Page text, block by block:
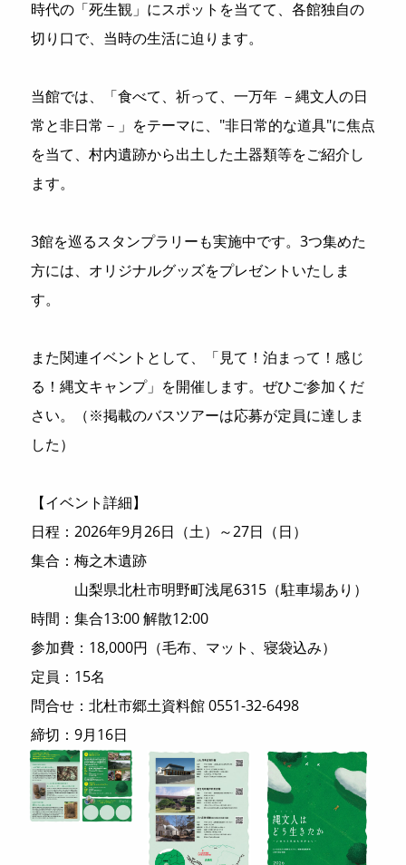
時代の「死生観」にスポットを当てて、各館独自の
切り口で、当時の生活に迫ります。
当館では、「食べて、祈って、一万年 －縄文人の日
常と非日常－」をテーマに、"非日常的な道具"に焦点
を当て、村内遺跡から出土した土器類等をご紹介し
ます。
3館を巡るスタンプラリーも実施中です。3つ集めた
方には、オリジナルグッズをプレゼントいたしま
す。
また関連イベントとして、「見て！泊まって！感じ
る！縄文キャンプ」を開催します。ぜひご参加くだ
さい。（※掲載のバスツアーは応募が定員に達しま
した）
【イベント詳細】
日程：2026年9月26日（土）～27日（日）
集合：梅之木遺跡
山梨県北杜市明野町浅尾6315（駐車場あり）
時間：集合13:00 解散12:00
参加費：18,000円（毛布、マット、寝袋込み）
定員：15名
問合せ：北杜市郷土資料館 0551-32-6498
締切：9月16日